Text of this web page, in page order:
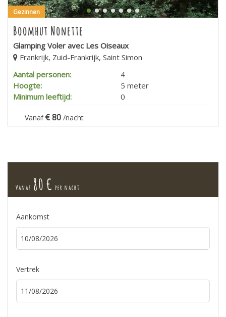
Gezinnen
Boomhut Nonette
Glamping Voler avec Les Oiseaux
Frankrijk, Zuid-Frankrijk, Saint Simon
Aantal personen:
4
Hoogte:
5 meter
Minimum leeftijd:
0
Vanaf 80 /nacht
Vanaf 80 € per nacht
Aankomst
Vertrek